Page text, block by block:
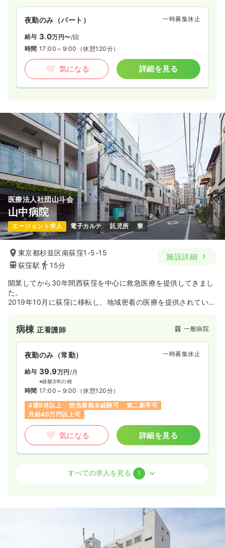
夜勤のみ（パート） 一時募集休止
給与 3.0万円〜/回
時間 17:00～9:00 （休憩120分）
気になる 詳細を見る
医療法人社団山斗会
山中病院
エージェント求人 電子カルテ 託児所 寮
東京都杉並区南荻窪1-5-15
荻窪駅
15分
施設詳細
開業してから30年間西荻窪を中心に救急医療を提供してきまし
た。
2019年10月に荻窪に移転し、地域密着の医療を提供されている
病棟正看護師 一般病院
夜勤のみ（常勤） 一時募集休止
給与 39.9万円 /月
※経験3年の例
時間 17:00～9:00 （休憩120分）
4週8休以上
担当業務未経験可
第二新卒可
月給40万円以上可
気になる 詳細を見る
正看護師
気になる 詳細を見る
すべての求人を見る 1